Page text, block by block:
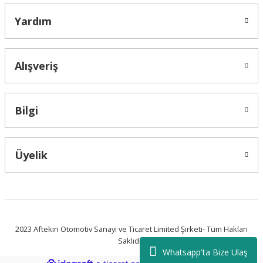
Whatsapp'ta Bize Ulaş
Yardım
Alışveriş
Bilgi
Üyelik
2023 Aftekin Otomotiv Sanayi ve Ticaret Limited Şirketi- Tüm Hakları
Saklıdır.